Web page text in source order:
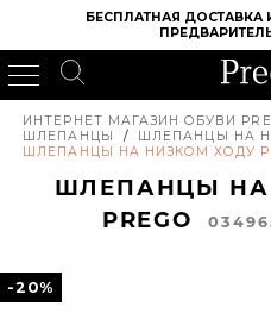
БЕСПЛАТНАЯ
ИНТЕРНЕТ МАГАЗИН ОБУВИ
ШЛЕПАНЦЫ
/ ШЛЕПАНЦЫ НА
ШЛЕПАНЦЫ НА НИЗКОМ ХОДУ
ШЛЕПАНЦЫ НА
PREGO
-20%